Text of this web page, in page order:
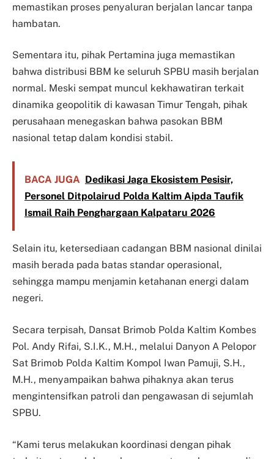
memastikan proses penyaluran berjalan lancar tanpa
hambatan.
Sementara itu, pihak Pertamina juga memastikan
bahwa distribusi BBM ke seluruh SPBU masih berjalan
normal. Meski sempat muncul kekhawatiran terkait
dinamika geopolitik di kawasan Timur Tengah, pihak
perusahaan menegaskan bahwa pasokan BBM
nasional tetap dalam kondisi stabil.
BACA JUGA Dedikasi Jaga Ekosistem Pesisir,
Personel Ditpolairud Polda Kaltim Aipda Taufik
Ismail Raih Penghargaan Kalpataru 2026
Selain itu, ketersediaan cadangan BBM nasional dinilai
masih berada pada batas standar operasional,
sehingga mampu menjamin ketahanan energi dalam
negeri.
Secara terpisah, Dansat Brimob Polda Kaltim Kombes
Pol. Andy Rifai, S.I.K., M.H., melalui Danyon A Pelopor
Sat Brimob Polda Kaltim Kompol Iwan Pamuji, S.H.,
M.H., menyampaikan bahwa pihaknya akan terus
mengintensifkan patroli dan pengawasan di sejumlah
SPBU.
“Kami terus melakukan koordinasi dengan pihak